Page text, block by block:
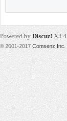
凤,
Powered by Discuz! X3.4
© 2001-2017 Comsenz Inc.